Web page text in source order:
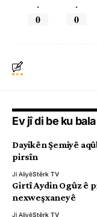
.
0
.
0
Ev jî di be ku
Dayikên Şemiyê
pirsîn
Ji AliyêStêrk TV
Girtî Aydin Ogûz ê
nexweşxaneyê
Ji AliyêStêrk TV